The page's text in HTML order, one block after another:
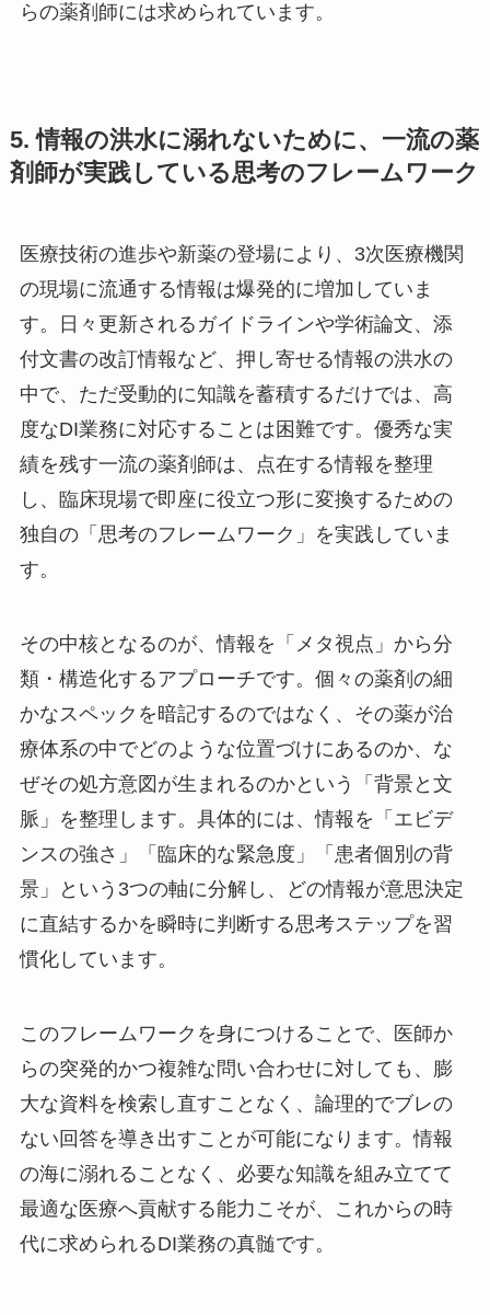
らの薬剤師には求められています。
5. 情報の洪水に溺れないために、一流の薬
剤師が実践している思考のフレームワーク
医療技術の進歩や新薬の登場により、3次医療機関
の現場に流通する情報は爆発的に増加していま
す。日々更新されるガイドラインや学術論文、添
付文書の改訂情報など、押し寄せる情報の洪水の
中で、ただ受動的に知識を蓄積するだけでは、高
度なDI業務に対応することは困難です。優秀な実
績を残す一流の薬剤師は、点在する情報を整理
し、臨床現場で即座に役立つ形に変換するための
独自の「思考のフレームワーク」を実践していま
す。
その中核となるのが、情報を「メタ視点」から分
類・構造化するアプローチです。個々の薬剤の細
かなスペックを暗記するのではなく、その薬が治
療体系の中でどのような位置づけにあるのか、な
ぜその処方意図が生まれるのかという「背景と文
脈」を整理します。具体的には、情報を「エビデ
ンスの強さ」「臨床的な緊急度」「患者個別の背
景」という3つの軸に分解し、どの情報が意思決定
に直結するかを瞬時に判断する思考ステップを習
慣化しています。
このフレームワークを身につけることで、医師か
らの突発的かつ複雑な問い合わせに対しても、膨
大な資料を検索し直すことなく、論理的でブレの
ない回答を導き出すことが可能になります。情報
の海に溺れることなく、必要な知識を組み立てて
最適な医療へ貢献する能力こそが、これからの時
代に求められるDI業務の真髄です。